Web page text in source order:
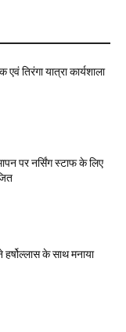
तिरंगा यात्रा कार्यशाला
पर नर्सिंग स्टाफ के लिए
के साथ मनाया